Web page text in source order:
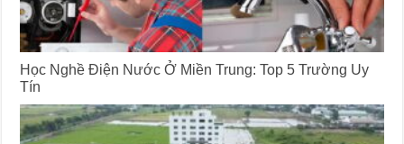
Học Nghề Điện Nước Ở Miền Trung: Top 5 Trường Uy
Tín